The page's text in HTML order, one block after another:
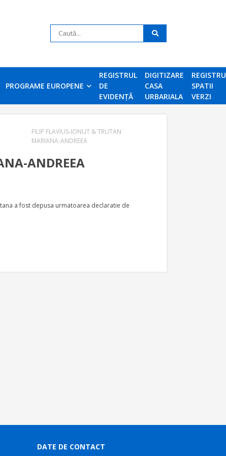
PROGRAME EUROPENE
REGISTRUL
DE
EVIDENȚĂ
DIGITIZARE
CASA
URBARIALA
REGISTRU
SPATII
VERZI
FILIP FLAVIUS-IONUT & TRUTAN
MARIANA-ANDREEA
ANDREEA
a fost depusa urmatoarea declaratie de
DATE DE CONTACT